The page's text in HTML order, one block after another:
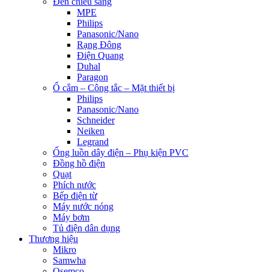
MPE
Philips
Panasonic/Nano
Rạng Đông
Điện Quang
Duhal
Paragon
Ổ cắm – Công tắc – Mặt thiết bị
Philips
Panasonic/Nano
Schneider
Neiken
Legrand
Ống luồn dây điện – Phụ kiện PVC
Đồng hồ điện
Quạt
Phích nước
Bếp điện từ
Máy nước nóng
Máy bơm
Tủ điện dân dụng
Thương hiệu
Mikro
Samwha